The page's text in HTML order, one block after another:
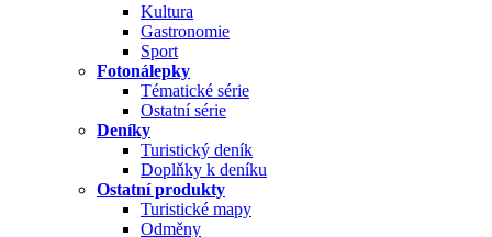
Kultura
Gastronomie
Sport
Fotonálepky
Tématické série
Ostatní série
Deníky
Turistický deník
Doplňky k deníku
Ostatní produkty
Turistické mapy
Odměny